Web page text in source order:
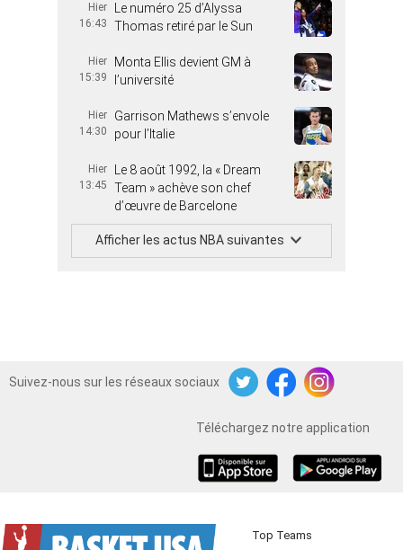
Hier
16:43
Le numéro 25 d’Alyssa
Thomas retiré par le Sun
Hier
15:39
Monta Ellis devient GM à
l’université
Hier
14:30
Garrison Mathews s’envole
pour l’Italie
Hier
13:45
Le 8 août 1992, la « Dream
Team » achève son chef
d’œuvre de Barcelone
Afficher les actus NBA suivantes
Suivez-nous sur les réseaux sociaux
TwitterFacebookInstagram
Téléchargez notre application
Top Teams